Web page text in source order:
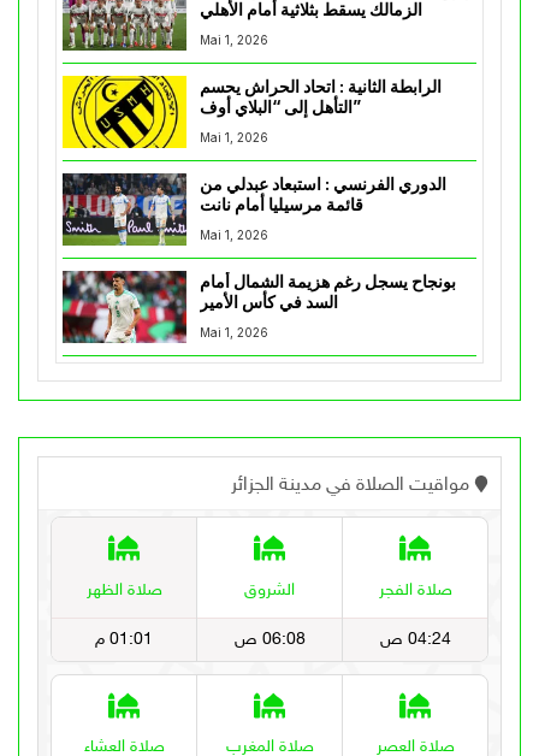
Mai 1, 2026
الرابطة الثانية : اتحاد الحراش يحسم
التأهل إلى “البلاي أوف”
Mai 1, 2026
الدوري الفرنسي : استبعاد عبدلي من
قائمة مرسيليا أمام نانت
Mai 1, 2026
بونجاح يسجل رغم هزيمة الشمال أمام
السد في كأس الأمير
Mai 1, 2026